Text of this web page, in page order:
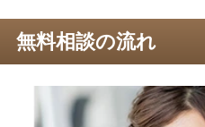
無料相談の流れ